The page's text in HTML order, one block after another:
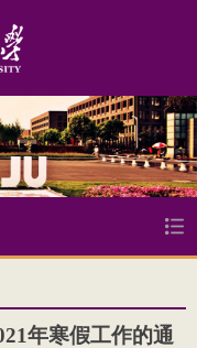
年寒假工作的通